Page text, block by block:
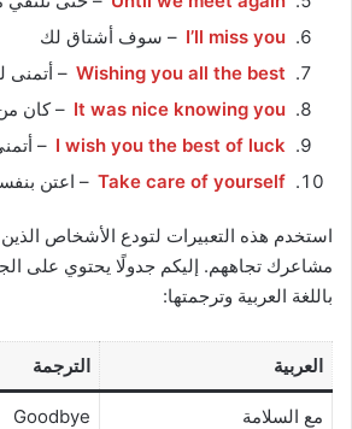
I’ll miss you – سوف أشتاق لك
Wishing you all the best – أتمنى
It was nice knowing you – كان
I wish you the best of luck
–
Take care of yourself – اعتن
استخدم هذه التعبيرات لتودع الأشخاص
مشاعرك تجاههم. إليكم جدولًا يحتوي على
باللغة العربية وترجمتها:
العربية الترجمة
مع السلامة Goodbye